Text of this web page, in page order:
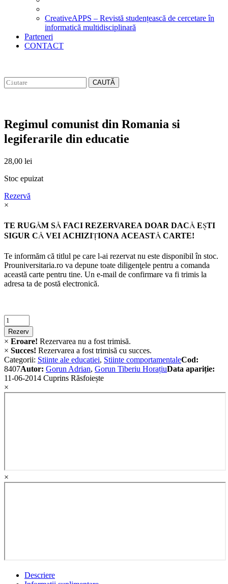
CreativeAPPS – Revistă studențească de cercetare în
informatică multidisciplinară
Parteneri
CONTACT
CAUTĂ
Regimul comunist din Romania si
legiferarile din educatie
28,00 lei
Stoc epuizat
Rezervă
×
TE RUGĂM SĂ FACI REZERVAREA DOAR DACĂ EŞTI
SIGUR CĂ VEI ACHIZIŢIONA ACEASTĂ CARTE!
Te informăm că titlul pe care l-ai rezervat nu este disponibil în stoc.
Prouniversitaria.ro va depune toate diligenţele pentru a comanda
această carte pentru tine. Un e-mail de confirmare va fi trimis la
adresa ta de postă electronică.
Criminalistica
quantity
Rezerv
× Eroare! Rezervarea nu a fost trimisă.
× Succes! Rezervarea a fost trimisă cu succes.
Categorii: Stiinte ale educatiei, Stiinte comportamentaleCod:
8407Autor: Gorun Adrian, Gorun Tiberiu HorațiuData apariție:
11-06-2014 Cuprins Răsfoiește
×
×
Descriere